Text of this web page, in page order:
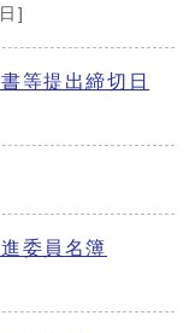
]
等提出締切日
委員名簿